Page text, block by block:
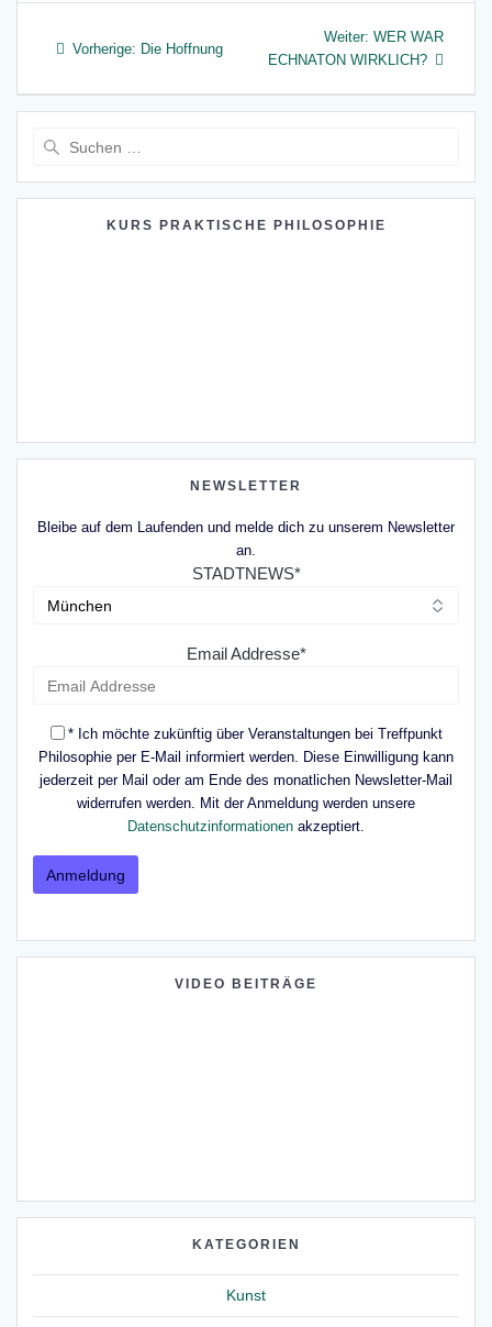
Vorherige: Vorheriger
Die Hoffnung
Weiter: Nächster
Beitrag:
WER WAR
ECHNATON WIRKLICH?
KURS PRAKTISCHE PHILOSOPHIE
NEWSLETTER
Bleibe auf dem Laufenden und melde dich zu unserem Newsletter
an.
STADTNEWS*
Email Addresse*
* Ich möchte zukünftig über Veranstaltungen bei Treffpunkt
Philosophie per E-Mail informiert werden. Diese Einwilligung kann
jederzeit per Mail oder am Ende des monatlichen Newsletter-Mail
widerrufen werden. Mit der Anmeldung werden unsere
Datenschutzinformationen akzeptiert.
VIDEO BEITRÄGE
KATEGORIEN
Kunst